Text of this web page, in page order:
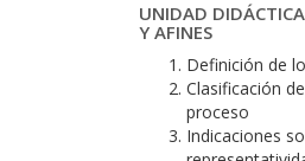
UNIDAD
Y AFINES
Definición de
Clasificación
proceso
Indicaciones